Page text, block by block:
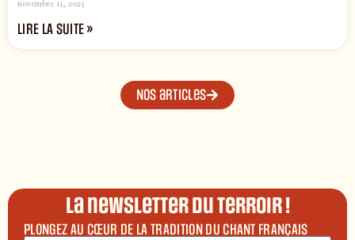
novembre 11, 2025
LIRE LA SUITE »
Nos articles
La newsletter du terroir !
PLONGEZ AU CŒUR DE LA TRADITION DU CHANT FRANÇAIS